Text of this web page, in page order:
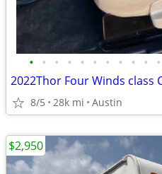
• • • • • • • • • • •
2022Thor Four Winds class
8/5 28k mi Austin
$2,950